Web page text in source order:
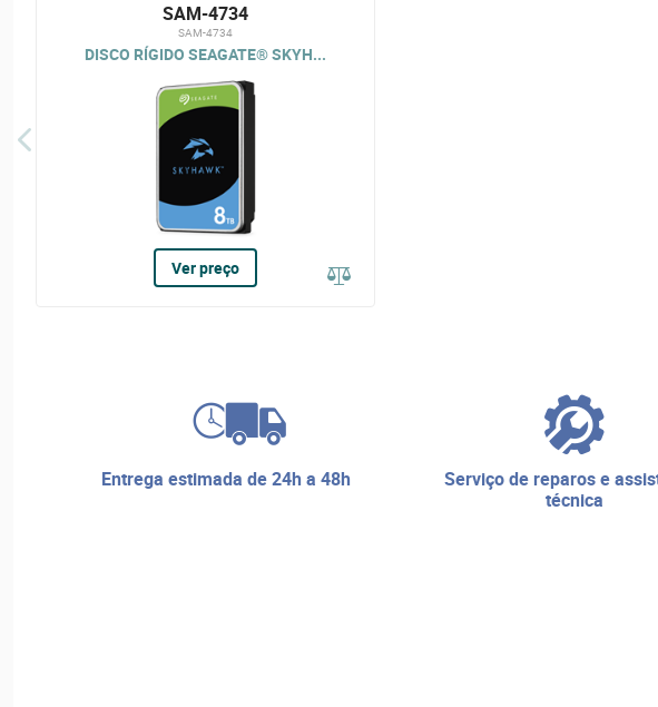
SAM-4734
SAM-4734
DISCO RÍGIDO SEAGATE® SKYH...
Ver preço
entrega estimada de 24h a 48h
serviço de reparos e assistência
técnica